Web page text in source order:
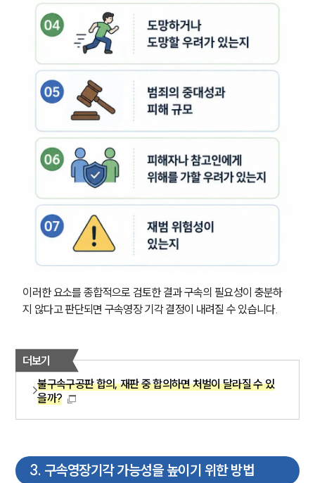
이러한 요소를 종합적으로 검토한 결과 구속의 필요성이 충분하
지 않다고 판단되면 구속영장 기각 결정이 내려질 수 있습니다.
더보기
불구속구공판 합의, 재판 중 합의하면 처벌이 달라질 수 있
을까?
3. 구속영장기각 가능성을 높이기 위한 방법